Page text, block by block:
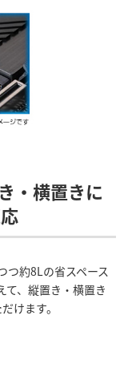
・横置きに
つ約8Lの省スペース
、縦置き・横置き
けます。